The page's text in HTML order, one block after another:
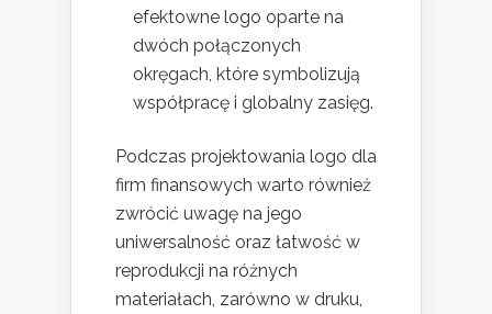
efektowne logo oparte na
dwóch połączonych
okręgach, które symbolizują
współpracę i globalny zasięg.
Podczas projektowania logo dla
firm finansowych warto również
zwrócić uwagę na jego
uniwersalność oraz łatwość w
reprodukcji na różnych
materiałach, zarówno w druku,